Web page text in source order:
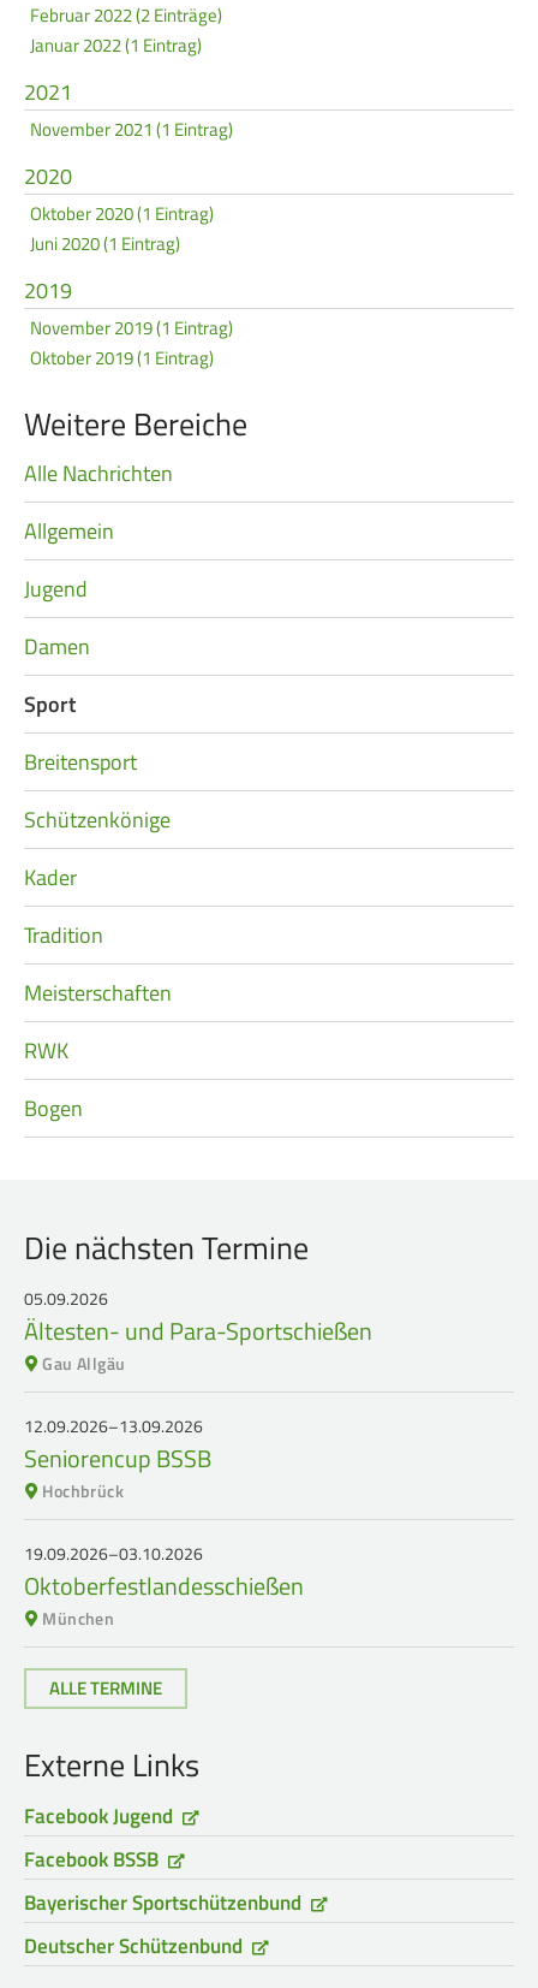
Februar 2022 (2 Einträge)
Januar 2022 (1 Eintrag)
2021
November 2021 (1 Eintrag)
2020
Oktober 2020 (1 Eintrag)
Juni 2020 (1 Eintrag)
2019
November 2019 (1 Eintrag)
Oktober 2019 (1 Eintrag)
Weitere Bereiche
Navigation
überspringen
Alle Nachrichten
Allgemein
Jugend
Damen
Sport
Breitensport
Schützenkönige
Kader
Tradition
Meisterschaften
RWK
Bogen
Die nächsten Termine
05.09.2026
Ältesten- und Para-Sportschießen
Gau Allgäu
12.09.2026–13.09.2026
Seniorencup BSSB
Hochbrück
19.09.2026–03.10.2026
Oktoberfestlandesschießen
München
ALLE TERMINE
Externe Links
Facebook Jugend
Facebook BSSB
Bayerischer Sportschützenbund
Deutscher Schützenbund